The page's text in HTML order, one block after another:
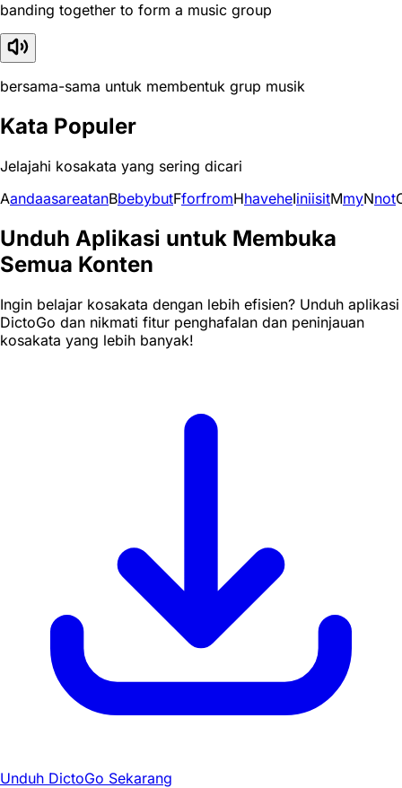
banding together to form a music group
bersama-sama untuk membentuk grup musik
Kata Populer
Jelajahi kosakata yang sering dicari
AandaasareatanBbebybutFforfromHhaveheIiniisitMmyNnot
Unduh Aplikasi untuk Membuka
Semua Konten
Ingin belajar kosakata dengan lebih efisien? Unduh aplikasi
DictoGo dan nikmati fitur penghafalan dan peninjauan
kosakata yang lebih banyak!
Unduh DictoGo Sekarang